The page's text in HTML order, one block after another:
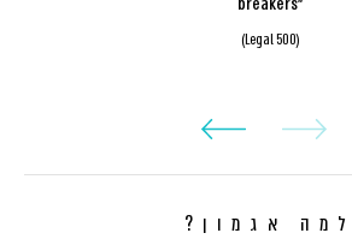
(Legal 500)
למה אגמון?